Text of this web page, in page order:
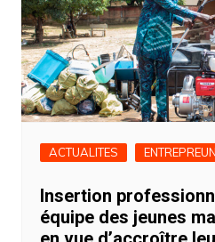
ACTUALITES
Insertion
équipe des jeunes